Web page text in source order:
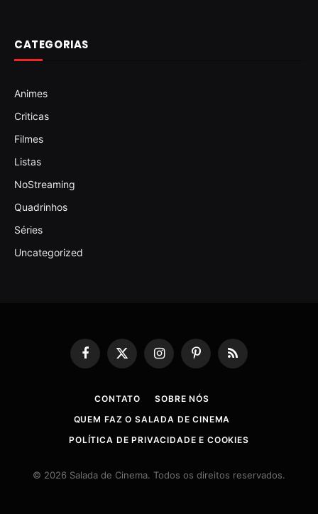
CATEGORIAS
Animes
Criticas
Filmes
Listas
NoStreaming
Quadrinhos
Séries
Uncategorized
Facebook
X
InstagramPinterestRSS
CONTATO
SOBRE NÓS
QUEM FAZ O SALADA DE CINEMA
POLÍTICA DE PRIVACIDADE E COOKIES
© 2026 Salada de Cinema. Todos os direitos reservados.